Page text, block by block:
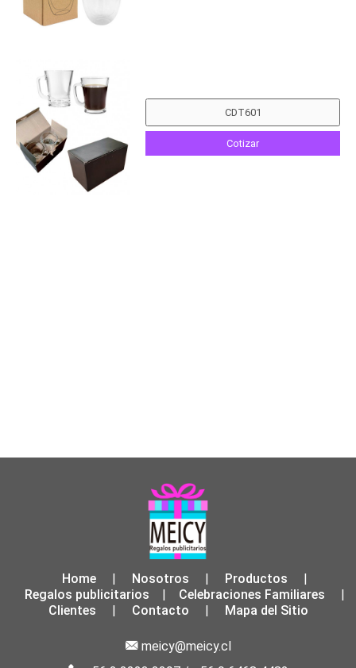
Cotizar
Home | Nosotros | Productos
|
Regalos publicitarios
Celebraciones Familiares
Clientes
Contacto Mapa del Sitio
meicy@meicy.cl